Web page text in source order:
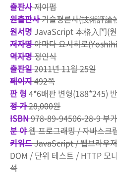
출판사제이펍
원출판사기술평론사(技術評論
원서명JavaScript 本格入門(
저자명야마다 요시히로
역자명정인식
출판일2011년 11월 25일
페이지492쪽
판 형4*6배판 변형(188*245)
정 가28,000원
ISBN978-89-94506-28-9 부
분 야웹 프로그래밍 / 자바스크
키워드JavaScript / 웹브라우
DOM / 단위 테스트 / HTTP 모
석